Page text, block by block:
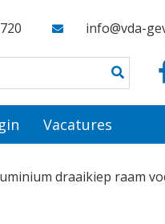
info@vda-
Vacatures
draaikiep raam